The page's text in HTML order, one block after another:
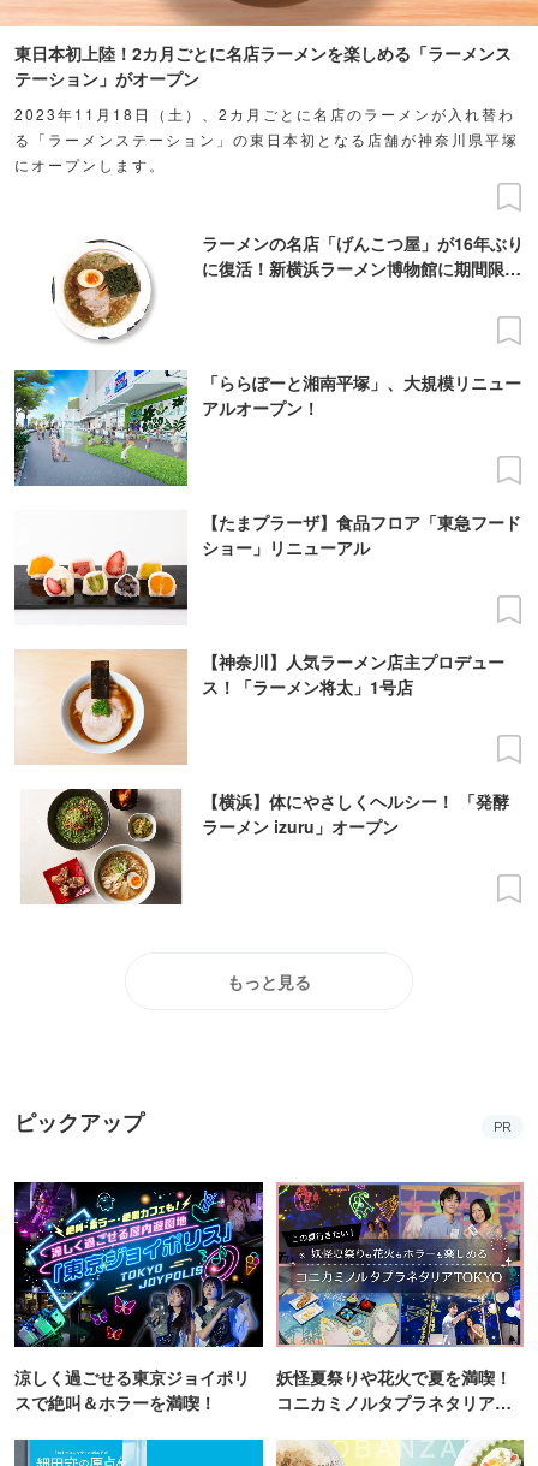
東日本初上陸！2カ月ごとに名店ラーメンを楽しめる「ラーメンス
テーション」がオープン
2023年11月18日（土）、2カ月ごとに名店のラーメンが入れ替わ
る「ラーメンステーション」の東日本初となる店舗が神奈川県平塚
にオープンします。
ラーメンの名店「げんこつ屋」が16年ぶり
に復活！新横浜ラーメン博物館に期間限定
「ららぽーと湘南平塚」、大規模リニュー
アルオープン！
【たまプラーザ】食品フロア「東急フード
ショー」リニューアル
【神奈川】人気ラーメン店主プロデュー
ス！「ラーメン将太」1号店
【横浜】体にやさしくヘルシー！ 「発酵
ラーメン izuru」オープン
もっと見る
ピックアップ PR
涼しく過ごせる東京ジョイポリ
スで絶叫＆ホラーを満喫！
妖怪夏祭りや花火で夏を満喫！
コニカミノルタプラネタリア